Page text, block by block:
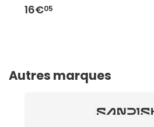
16€05
Autres marques